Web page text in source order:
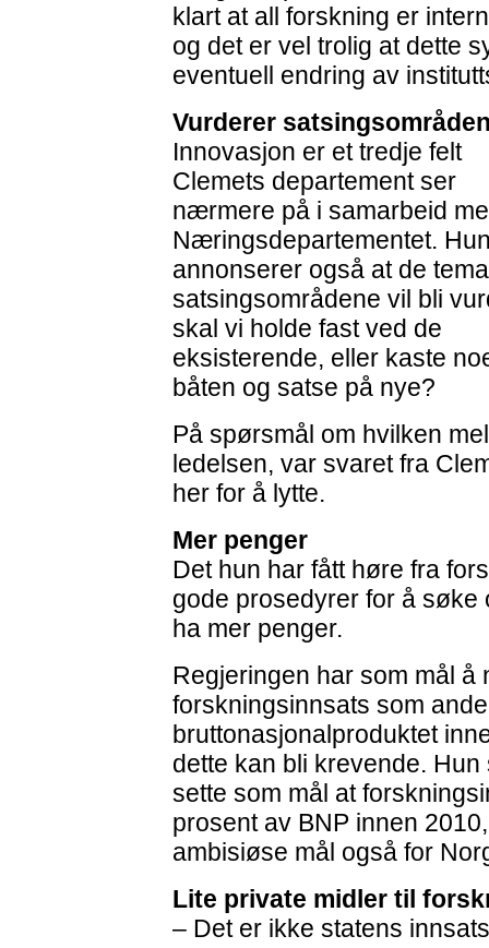
klart at all forskning er
og det er vel trolig at dette
eventuell endring av
Vurderer
Innovasjon er et tredje felt
Clemets departement ser
nærmere på i samarbeid
Næringsdepartementet.
annonserer også at de
satsingsområdene vil bli
skal vi holde fast ved de
eksisterende, eller kaste
båten og satse på nye?
På spørsmål om hvilken
ledelsen, var svaret fra
her for å lytte.
Mer penger
Det hun har fått høre fra
gode prosedyrer for å søke
ha mer penger.
Regjeringen har som mål å
forskningsinnsats som
bruttonasjonalproduktet
dette kan bli krevende.
sette som mål at
prosent av BNP innen
ambisiøse mål også for
Lite private midler til
– Det er ikke statens